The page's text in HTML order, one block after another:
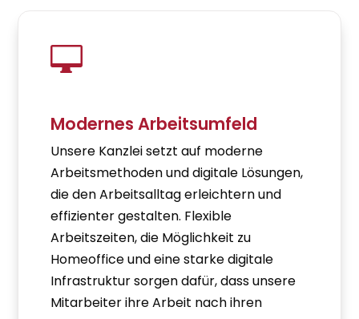

Modernes Arbeitsumfeld
Unsere Kanzlei setzt auf moderne
Arbeitsmethoden und digitale Lösungen,
die den Arbeitsalltag erleichtern und
effizienter gestalten. Flexible
Arbeitszeiten, die Möglichkeit zu
Homeoffice und eine starke digitale
Infrastruktur sorgen dafür, dass unsere
Mitarbeiter ihre Arbeit nach ihren